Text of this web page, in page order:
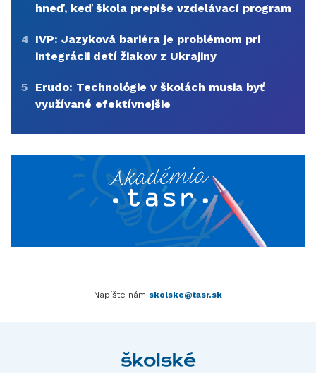
hneď, keď škola prepíše vzdelávací program
4 IVP: Jazyková bariéra je problémom pri
integrácii detí žiakov z Ukrajiny
5
Erudo: Technológie v školách musia byť
využívané efektívnejšie
Napíšte nám skolske@tasr.sk